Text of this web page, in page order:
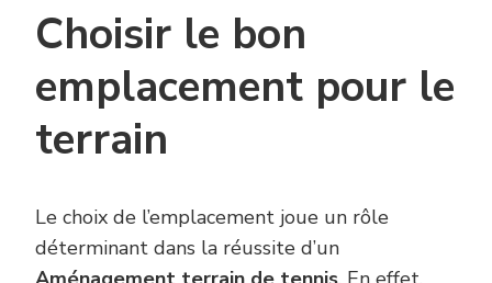
Choisir le bon
emplacement pour le
terrain
Le choix de l’emplacement joue un rôle
déterminant dans la réussite d’un